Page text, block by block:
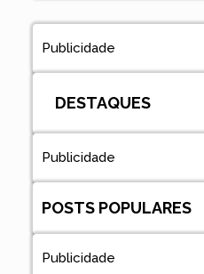
Publicidade
DESTAQUES
Publicidade
POSTS POPULARES
Publicidade